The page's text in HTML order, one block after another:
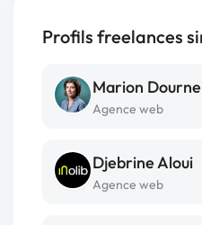
Profils freelances
Marion
Agence web
Djebrine Aloui
Agence web